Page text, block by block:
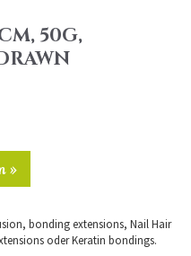
50G,
»
bonding extensions, Nail Hair
oder Keratin bondings.